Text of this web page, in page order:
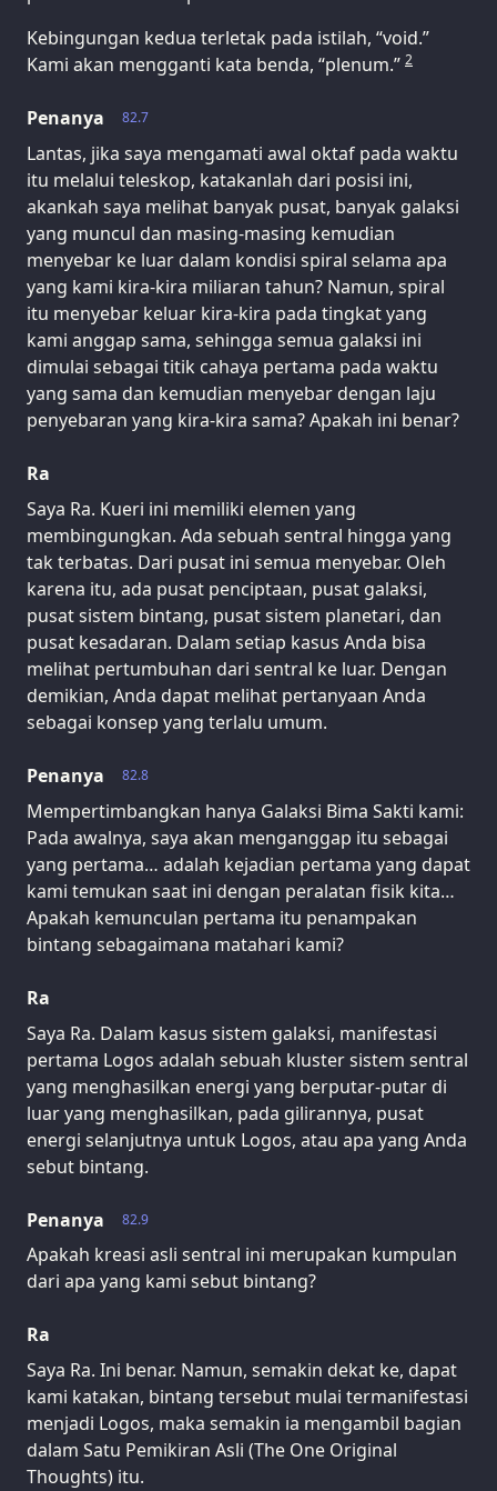
Kebingungan kedua terletak pada istilah, “void.”
Kami akan mengganti kata benda, “plenum.” 2
82.7
Penanya
Lantas, jika saya mengamati awal oktaf pada waktu
itu melalui teleskop, katakanlah dari posisi ini,
akankah saya melihat banyak pusat, banyak galaksi
yang muncul dan masing-masing kemudian
menyebar ke luar dalam kondisi spiral selama apa
yang kami kira-kira miliaran tahun? Namun, spiral
itu menyebar keluar kira-kira pada tingkat yang
kami anggap sama, sehingga semua galaksi ini
dimulai sebagai titik cahaya pertama pada waktu
yang sama dan kemudian menyebar dengan laju
penyebaran yang kira-kira sama? Apakah ini benar?
Ra
Saya Ra. Kueri ini memiliki elemen yang
membingungkan. Ada sebuah sentral hingga yang
tak terbatas. Dari pusat ini semua menyebar. Oleh
karena itu, ada pusat penciptaan, pusat galaksi,
pusat sistem bintang, pusat sistem planetari, dan
pusat kesadaran. Dalam setiap kasus Anda bisa
melihat pertumbuhan dari sentral ke luar. Dengan
demikian, Anda dapat melihat pertanyaan Anda
sebagai konsep yang terlalu umum.
82.8
Penanya
Mempertimbangkan hanya Galaksi Bima Sakti kami:
Pada awalnya, saya akan menganggap itu sebagai
yang pertama… adalah kejadian pertama yang dapat
kami temukan saat ini dengan peralatan fisik kita…
Apakah kemunculan pertama itu penampakan
bintang sebagaimana matahari kami?
Ra
Saya Ra. Dalam kasus sistem galaksi, manifestasi
pertama Logos adalah sebuah kluster sistem sentral
yang menghasilkan energi yang berputar-putar di
luar yang menghasilkan, pada gilirannya, pusat
energi selanjutnya untuk Logos, atau apa yang Anda
sebut bintang.
82.9
Penanya
Apakah kreasi asli sentral ini merupakan kumpulan
dari apa yang kami sebut bintang?
Ra
Saya Ra. Ini benar. Namun, semakin dekat ke, dapat
kami katakan, bintang tersebut mulai termanifestasi
menjadi Logos, maka semakin ia mengambil bagian
dalam Satu Pemikiran Asli (The One Original
Thoughts) itu.